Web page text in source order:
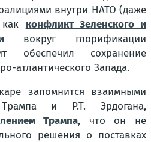
внутри НАТО (даже
конфликт Зеленского и
вокруг глорификации
обеспечил сохранение
атлантического Запада.
запомнится взаимными
и Р.Т. Эрдогана,
Трампа, что он не
решения о поставках